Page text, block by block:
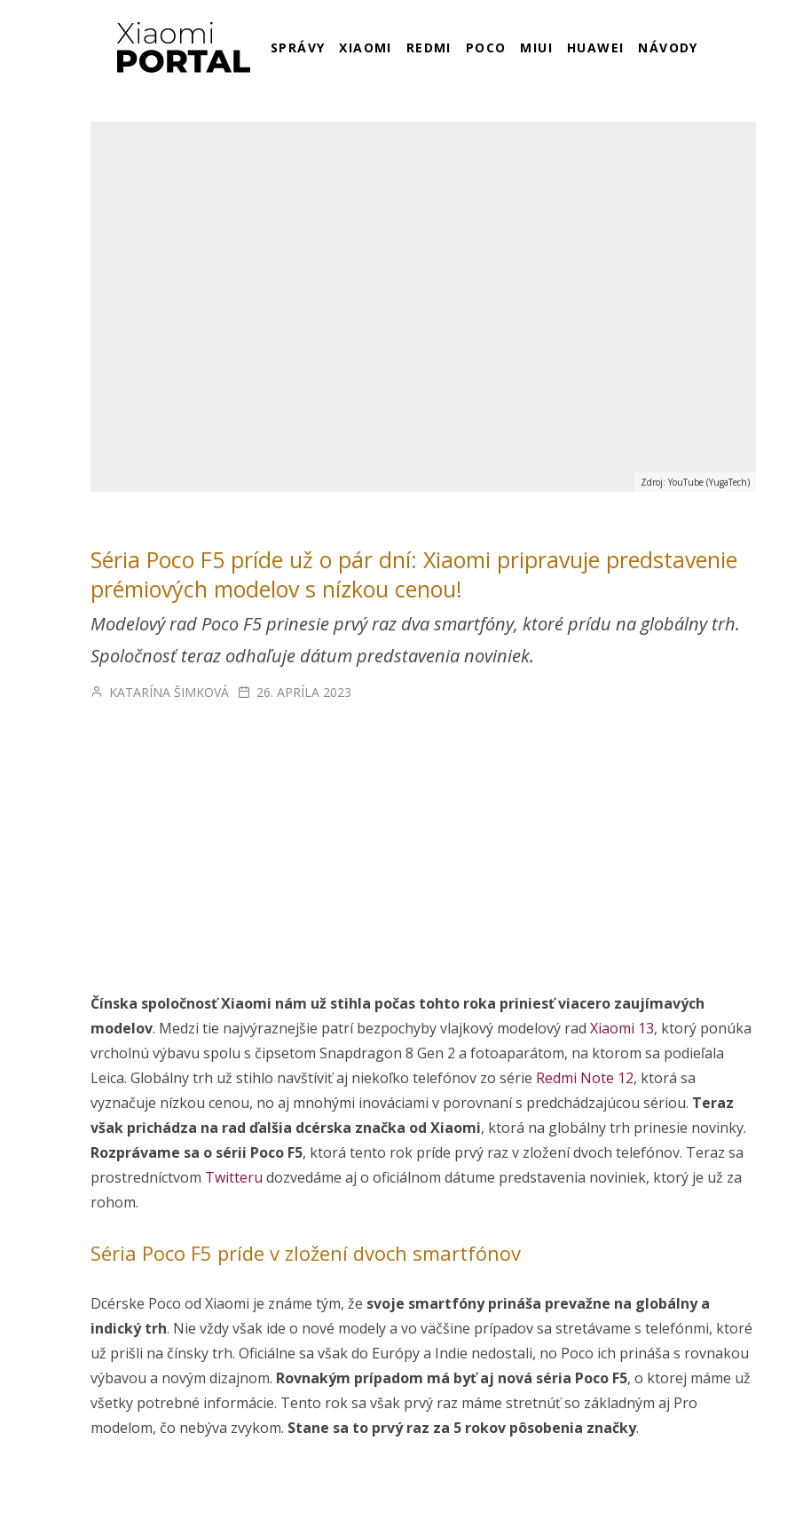
SPRÁVY XIAOMI REDMI POCO MIUI HUAWEI NÁVODY
Zdroj: YouTube (YugaTech)
Séria Poco F5 príde už o pár dní: Xiaomi pripravuje predstavenie
prémiových modelov s nízkou cenou!
Modelový rad Poco F5 prinesie prvý raz dva smartfóny, ktoré prídu na globálny trh.
Spoločnosť teraz odhaľuje dátum predstavenia noviniek.
KATARÍNA ŠIMKOVÁ 26. APRÍLA 2023
Čínska spoločnosť Xiaomi nám už stihla počas tohto roka priniesť viacero zaujímavých
modelov. Medzi tie najvýraznejšie patrí bezpochyby vlajkový modelový rad Xiaomi 13, ktorý ponúka
vrcholnú výbavu spolu s čipsetom Snapdragon 8 Gen 2 a fotoaparátom, na ktorom sa podieľala
Leica. Globálny trh už stihlo navštíviť aj niekoľko telefónov zo série Redmi Note 12, ktorá sa
vyznačuje nízkou cenou, no aj mnohými inováciami v porovnaní s predchádzajúcou sériou. Teraz
však prichádza na rad ďalšia dcérska značka od Xiaomi, ktorá na globálny trh prinesie novinky.
Rozprávame sa o sérii Poco F5, ktorá tento rok príde prvý raz v zložení dvoch telefónov. Teraz sa
prostredníctvom Twitteru dozvedáme aj o oficiálnom dátume predstavenia noviniek, ktorý je už za
rohom.
Séria Poco F5 príde v zložení dvoch smartfónov
Dcérske Poco od Xiaomi je známe tým, že svoje smartfóny prináša prevažne na globálny a
indický trh. Nie vždy však ide o nové modely a vo väčšine prípadov sa stretávame s telefónmi, ktoré
už prišli na čínsky trh. Oficiálne sa však do Európy a Indie nedostali, no Poco ich prináša s rovnakou
výbavou a novým dizajnom. Rovnakým prípadom má byť aj nová séria Poco F5, o ktorej máme už
všetky potrebné informácie. Tento rok sa však prvý raz máme stretnúť so základným aj Pro
modelom, čo nebýva zvykom. Stane sa to prvý raz za 5 rokov pôsobenia značky.